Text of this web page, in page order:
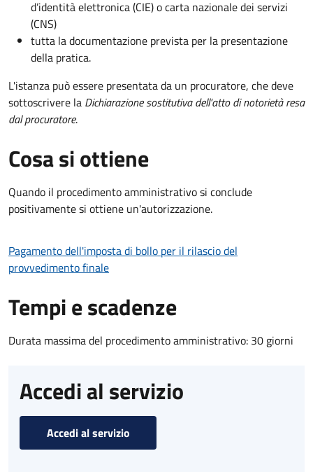
d’identità elettronica (CIE) o carta nazionale dei servizi
(CNS)
tutta la documentazione prevista per la presentazione
della pratica.
L'istanza può essere presentata da un procuratore, che deve
sottoscrivere la Dichiarazione sostitutiva dell'atto di notorietà resa
dal procuratore.
Cosa si ottiene
Quando il procedimento amministrativo si conclude
positivamente si ottiene un'autorizzazione.
Pagamento dell'imposta di bollo per il rilascio del
provvedimento finale
Tempi e scadenze
Durata massima del procedimento amministrativo: 30 giorni
Accedi al servizio
Accedi al servizio